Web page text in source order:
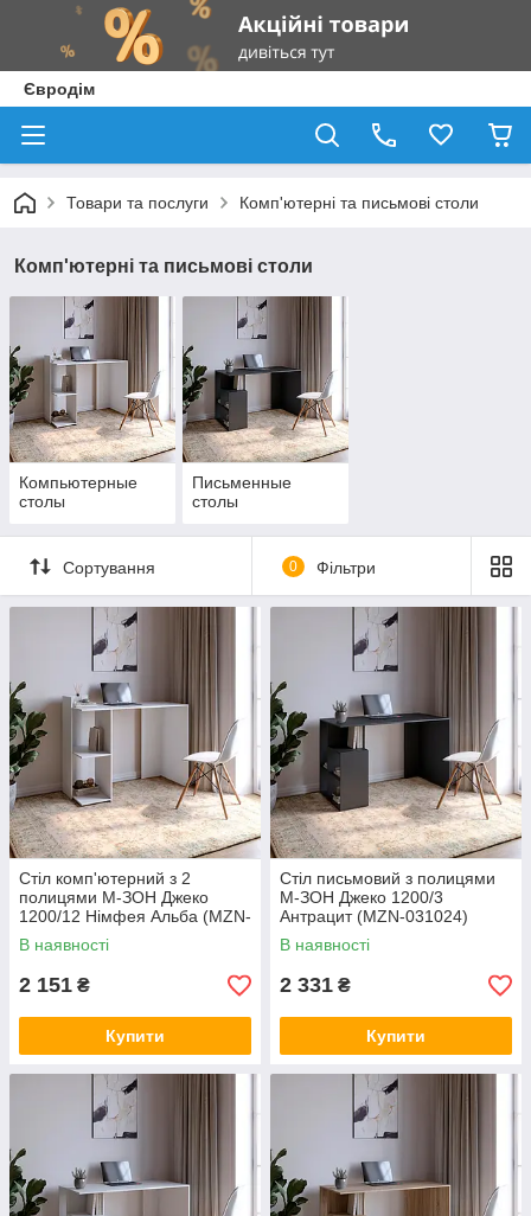
Євродім
Товари та послуги Комп'ютерні та письмові столи
Комп'ютерні та письмові столи
Компьютерные
столы
Письменные
столы
Сортування 0 Фільтри
Cтіл комп'ютерний з 2
полицями М-ЗОН Джеко
1200/12 Німфея Альба (MZN-
031019)
В наявності
2 151 ₴
Купити
Cтіл письмовий з полицями
М-ЗОН Джеко 1200/3
Антрацит (MZN-031024)
В наявності
2 331 ₴
Купити